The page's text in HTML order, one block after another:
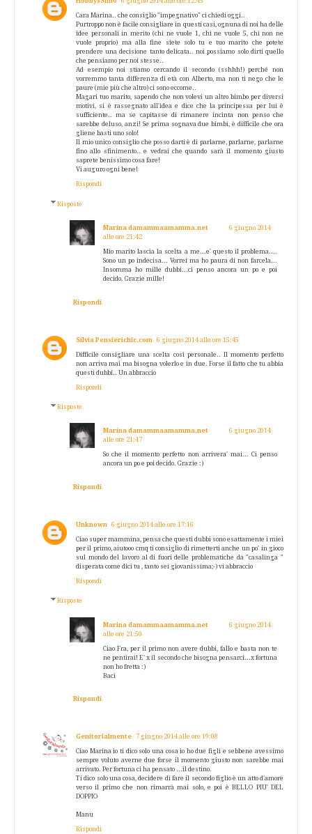
Cara Marina.. che consiglio "impegnativo" ci chiedi oggi..
Purtroppo non è facile consigliare in questi casi, ognuna di noi ha delle
idee personali in merito (chi ne vuole 1, chi ne vuole 5, chi non ne
vuole proprio) ma alla fine siete solo tu e tuo marito che potete
prendere una decisione tanto delicata.. noi possiamo solo dirti quello
che pensiamo per noi stesse..
Ad esempio noi stiamo cercando il secondo (sshhh!) perché non
vorremmo tanta differenza di età con Alberto, ma non ti nego che le
paure (mie più che altro) ci sono eccome..
Magari tuo marito, sapendo che non volevi un altro bimbo per diversi
motivi, si è rassegnato all'idea e dice che la principessa per lui è
sufficiente.. ma se capitasse di rimanere incinta non penso che
sarebbe deluso, anzi! Se prima sognava due bimbi, è difficile che ora
gliene basti uno solo!
Il mio unico consiglio che posso darti è di parlarne, parlarne, parlarne
fino allo sfinimento.. e vedrai che quando sarà il momento giusto
saprete benissimo cosa fare!
Vi auguro ogni bene!
Rispondi
Risposte
Marina damammaamamma.net
6 giugno 2014
alle ore 21:42
Mio marito lascia la scelta a me...e' questo il problema....
Sono un po indecisa... Vorrei ma ho paura di non farcela...
Insomma ho mille dubbi...ci penso ancora un po e poi
decido. Grazie mille!
Rispondi
Silvia Pensierichic.com 6 giugno 2014 alle ore 15:45
Difficile consigliare una scelta così personale.. Il momento perfetto
non arriva mai ma bisogna volerlo e in due. Forse il fatto che tu abbia
questi dubbi.. Un abbraccio
Rispondi
Risposte
Marina damammaamamma.net
6 giugno 2014
alle ore 21:47
So che il momento perfetto non arrivera' mai... Ci penso
ancora un po e poi decido. Grazie :)
Rispondi
Unknown 6 giugno 2014 alle ore 17:16
Ciao super mammina, pensa che questi dubbi sono esattamente i miei
per il primo, aiutooo cmq ti consiglio di rimetterti anche un po' in gioco
sul mondo del lavoro al di fuori delle problematiche da "casalinga "
disperata come dici tu , tanto sei giovanissima;-) vi abbraccio
Rispondi
Risposte
Marina damammaamamma.net
6 giugno 2014
alle ore 21:50
Ciao Fra, per il primo non avere dubbi, fallo e basta non te
ne pentirai! E' x il secondo che bisogna pensarci...x fortuna
non ho fretta :)
Baci
Rispondi
Genitorialmente 7 giugno 2014 alle ore 19:08
Ciao Marina io ti dico solo una cosa io ho due figli e sebbene avessimo
sempre voluto averne due forse il momento giusto non sarebbe mai
arrivato. Per fortuna ci ha pensato ...il destino.
Ti dico solo una cosa, decidere di fare il secondo figlio è un atto d'amore
verso il primo che non rimarrà mai solo, e poi è BELLO PIU' DEL
DOPPIO
Manu
Rispondi